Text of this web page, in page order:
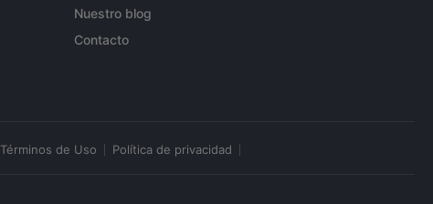
Nuestro blog
Contacto
Términos de Uso Política de privacidad